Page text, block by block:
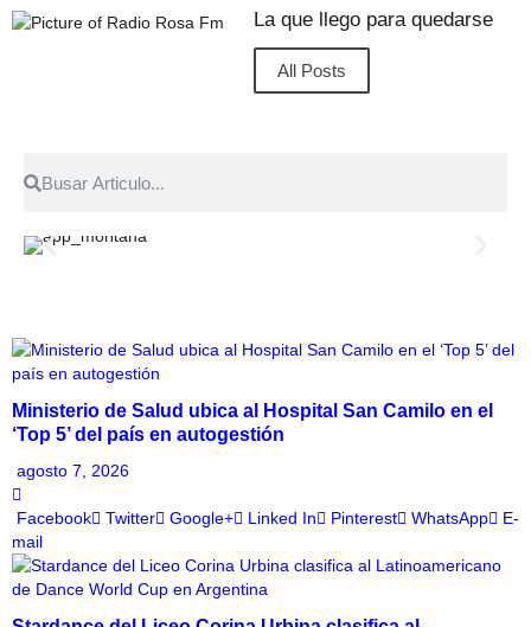
La que llego para quedarse
All Posts
Ministerio de Salud ubica al Hospital San Camilo en el
‘Top 5’ del país en autogestión
agosto 7, 2026
Facebook Twitter Google+ Linked In Pinterest WhatsApp
E-
mail